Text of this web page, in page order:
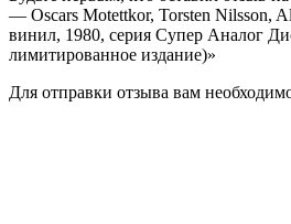
— Oscars Motettkor, Torsten Nilsson,
винил, 1980, серия Супер Аналог
лимитированное издание)»
Для отправки отзыва вам